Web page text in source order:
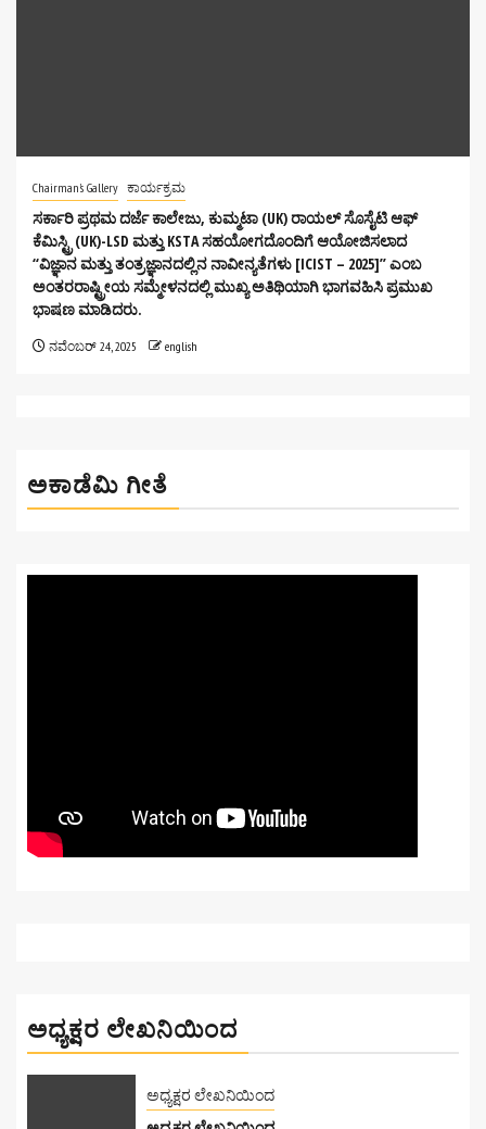
Chairman's Gallery ಕಾರ್ಯಕ್ರಮ
ಸರ್ಕಾರಿ ಪ್ರಥಮ ದರ್ಜೆ ಕಾಲೇಜು, ಕುಮ್ಮಟಾ (UK) ರಾಯಲ್ ಸೊಸೈಟಿ ಆಫ್
ಕೆಮಿಸ್ಟ್ರಿ (UK)-LSD ಮತ್ತು KSTA ಸಹಯೋಗದೊಂದಿಗೆ ಆಯೋಜಿಸಲಾದ
“ವಿಜ್ಞಾನ ಮತ್ತು ತಂತ್ರಜ್ಞಾನದಲ್ಲಿನ ನಾವೀನ್ಯತೆಗಳು [ICIST – 2025]” ಎಂಬ
ಅಂತರರಾಷ್ಟ್ರೀಯ ಸಮ್ಮೇಳನದಲ್ಲಿ ಮುಖ್ಯ ಅತಿಥಿಯಾಗಿ ಭಾಗವಹಿಸಿ ಪ್ರಮುಖ
ಭಾಷಣ ಮಾಡಿದರು.
ನವೆಂಬರ್ 24, 2025 english
ಅಕಾಡೆಮಿ ಗೀತೆ
ಅಧ್ಯಕ್ಷರ ಲೇಖನಿಯಿಂದ
ಅಧ್ಯಕ್ಷರ ಲೇಖನಿಯಿಂದ